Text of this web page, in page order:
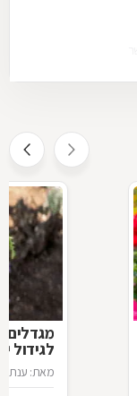
מגדלים
לגידול
מאת: ענת